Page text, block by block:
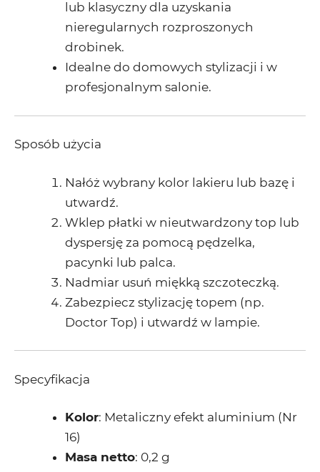
lub klasyczny dla uzyskania
nieregularnych rozproszonych
drobinek.
Idealne do domowych stylizacji i w
profesjonalnym salonie.
Sposób użycia
Nałóż wybrany kolor lakieru lub bazę i
utwardź.
Wklep płatki w nieutwardzony top lub
dyspersję za pomocą pędzelka,
pacynki lub palca.
Nadmiar usuń miękką szczoteczką.
Zabezpiecz stylizację topem (np.
Doctor Top) i utwardź w lampie.
Specyfikacja
Kolor: Metaliczny efekt aluminium (Nr
16)
Masa netto: 0,2 g